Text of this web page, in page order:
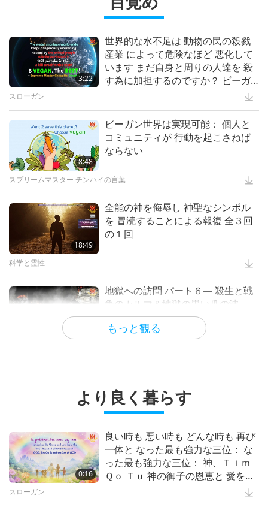
5:28
世界の動物保護法―パート13
動物
Vegetarian Villages of Northern
Thailand
高潔な伝承
15:41
Refugee Artists – Ambassadors of
Peace, Culture, and Humanity,
Part 1 of 3
芸術と霊性
Recycled Art: Repurposing Trash
and Helping the Earth
16:03
15:39
全ての母たちを称えよう今日そして
毎日
キッズワンダーランド
2:35
“Fur” Series
スプリームマスター チンハイ:デザイン＆芸術
22:42
｢真実の愛｣ー心を一つにするミュー
ミュージカル
16:54
いはどこに？ 全６回の1回
プラネットアース：愛のわが家
19:00
ミュージカル
｢愛こそ唯一の解決策｣
1:39
ＳＭセレスチャルクローズ ビーガ
ンスローガン： 天国への道シリー
ズ
スプリームマスター チンハイ:デザイン＆芸術
教、ギリシャ哲学、ヒンズー教)
・・・各宗教において
スプリームマスターチンハイ(ビー
ガン)が語る肉の有害な影響パート
１９ ―普遍的な教義との逆行
スプリームマスターチンハイ(ビーガン)が語る肉の有害な影響
12:15
中毒性物質を控える： 薬物乱用と
違法取引に反対する宗教 全二回の
智慧の言葉
人間としての貴重な命を大切にする
後編
智慧の言葉
11:45
ビーガンになるー真の修行者になる
前編
ビーガンと宗教
スプリームマスターチンハイの全宗
もっと観る
3:22
世界的な水不足は 動物の民の殺戮
産業 によって危険なほど 悪化して
います まだ自身と周りの人達を 殺
す為に加担するのですか？ ビーガ
スローガン
8:48
ビーガン世界は実現可能： 個人と
コミュニティが 行動を起こさねば
ならない
スプリームマスター チンハイの言葉
18:49
全能の神を侮辱し 神聖なシンボル
を 冒涜することによる報復 全３回
の１回
科学と霊性
地獄への訪問 パート６― 殺生と戦
争のカルマ＆地獄の黒い爪の波
真実の物語 シリーズ第２回
科学と霊性
て動物の民由来の製品を 食べたり
使うのをやめること 純粋でビーガ
ンの 植物性の食べ物で 自分を祝福
より良く暮らす
0:16
良い時も 悪い時も どんな時も 再び
一体と なった最も強力な三位： な
った最も強力な三位： 神、Ｔｉｍ
Ｑｏ Ｔｕ 神の御子の恩恵と 愛を思
スローガン